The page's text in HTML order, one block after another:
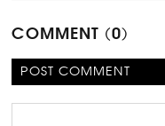
COMMENT (0)
POST COMMENT